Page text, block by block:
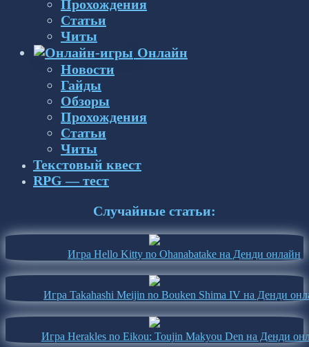
Прохождения
Статьи
Читы
Онлайн
Новости
Гайды
Обзоры
Прохождения
Статьи
Читы
Текстовый квест
RPG — тест
Случайные статьи:
Игра Hello Kitty no Ohanabatake на Денди онлайн
Игра Takahashi Meijin no Bouken Shima IV на Денди
Игра Herakles no Eikou: Toujin Makyou Den на Денди